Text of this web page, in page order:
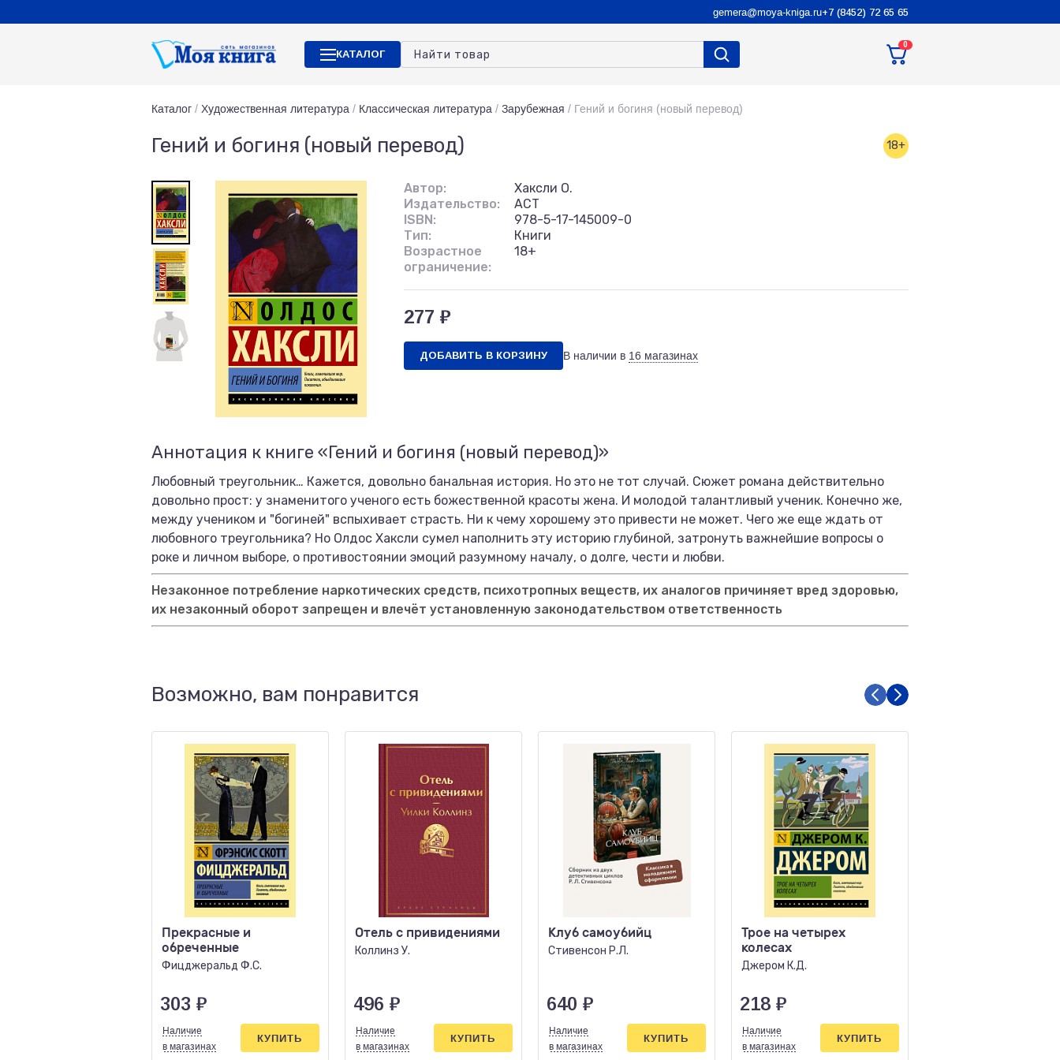
gemera@moya-kniga.ru+7 (8452) 72 65 65
КАТАЛОГ
0
Каталог / Художественная литература / Классическая литература / Зарубежная / Гений и богиня (новый перевод)
Гений и богиня (новый перевод) 18+
Автор:
Хаксли О.
Издательство:
АСТ
ISBN:
978-5-17-145009-0
Тип:
Книги
Возрастное
ограничение:
18+
277 ₽
ДОБАВИТЬ В КОРЗИНУ В наличии в 16 магазинах
Аннотация к книге «Гений и богиня (новый перевод)»
Любовный треугольник… Кажется, довольно банальная история. Но это не тот случай. Сюжет романа действительно
довольно прост: у знаменитого ученого есть божественной красоты жена. И молодой талантливый ученик. Конечно же,
между учеником и "богиней" вспыхивает страсть. Ни к чему хорошему это привести не может. Чего же еще ждать от
любовного треугольника? Но Олдос Хаксли сумел наполнить эту историю глубиной, затронуть важнейшие вопросы о
роке и личном выборе, о противостоянии эмоций разумному началу, о долге, чести и любви.
Незаконное потребление наркотических средств, психотропных веществ, их аналогов причиняет вред здоровью,
их незаконный оборот запрещен и влечёт установленную законодательством ответственность
Возможно, вам понравится
Прекрасные и
обреченные
Фицджеральд Ф.С.
303 ₽
Наличие
в магазинах
КУПИТЬ
Отель с привидениями
Коллинз У.
496 ₽
Наличие
в магазинах
КУПИТЬ
Клуб самоубийц
Стивенсон Р.Л.
640 ₽
Наличие
в магазинах
КУПИТЬ
Трое на четырех
колесах
Джером К.Д.
218 ₽
Наличие
в магазинах
КУПИТЬ